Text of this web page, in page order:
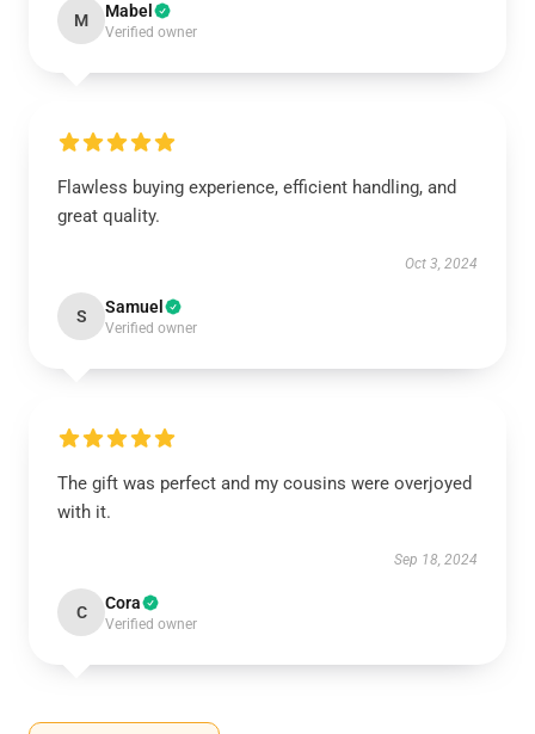
M Mabel
Verified owner
Flawless buying experience, efficient handling, and
great quality.
Oct 3, 2024
S Samuel
Verified owner
The gift was perfect and my cousins were overjoyed
with it.
Sep 18, 2024
C Cora
Verified owner